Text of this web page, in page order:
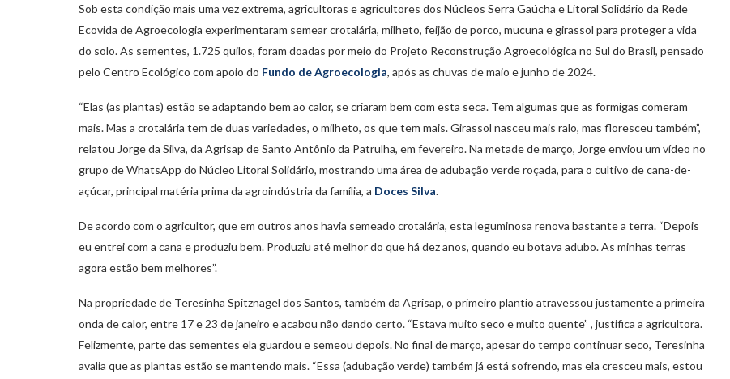
Sob esta condição mais uma vez extrema, agricultoras e agricultores dos Núcleos Serra Gaúcha e Litoral Solidário da Rede
Ecovida de Agroecologia experimentaram semear crotalária, milheto, feijão de porco, mucuna e girassol para proteger a vida
do solo. As sementes, 1.725 quilos, foram doadas por meio do Projeto Reconstrução Agroecológica no Sul do Brasil, pensado
pelo Centro Ecológico com apoio do Fundo de Agroecologia, após as chuvas de maio e junho de 2024.
“Elas (as plantas) estão se adaptando bem ao calor, se criaram bem com esta seca. Tem algumas que as formigas comeram
mais. Mas a crotalária tem de duas variedades, o milheto, os que tem mais. Girassol nasceu mais ralo, mas floresceu também”,
relatou Jorge da Silva, da Agrisap de Santo Antônio da Patrulha, em fevereiro. Na metade de março, Jorge enviou um vídeo no
grupo de WhatsApp do Núcleo Litoral Solidário, mostrando uma área de adubação verde roçada, para o cultivo de cana-de-
açúcar, principal matéria prima da agroindústria da família, a Doces Silva.
De acordo com o agricultor, que em outros anos havia semeado crotalária, esta leguminosa renova bastante a terra. “Depois
eu entrei com a cana e produziu bem. Produziu até melhor do que há dez anos, quando eu botava adubo. As minhas terras
agora estão bem melhores”.
Na propriedade de Teresinha Spitznagel dos Santos, também da Agrisap, o primeiro plantio atravessou justamente a primeira
onda de calor, entre 17 e 23 de janeiro e acabou não dando certo. “Estava muito seco e muito quente” , justifica a agricultora.
Felizmente, parte das sementes ela guardou e semeou depois. No final de março, apesar do tempo continuar seco, Teresinha
avalia que as plantas estão se mantendo mais. “Essa (adubação verde) também já está sofrendo, mas ela cresceu mais, estou